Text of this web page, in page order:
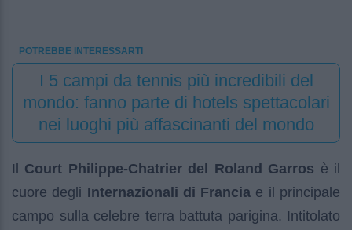
POTREBBE INTERESSARTI
I 5 campi da tennis più incredibili del
mondo: fanno parte di hotels spettacolari
nei luoghi più affascinanti del mondo
Il Court Philippe-Chatrier del Roland Garros è il
cuore degli Internazionali di Francia e il principale
campo sulla celebre terra battuta parigina. Intitolato